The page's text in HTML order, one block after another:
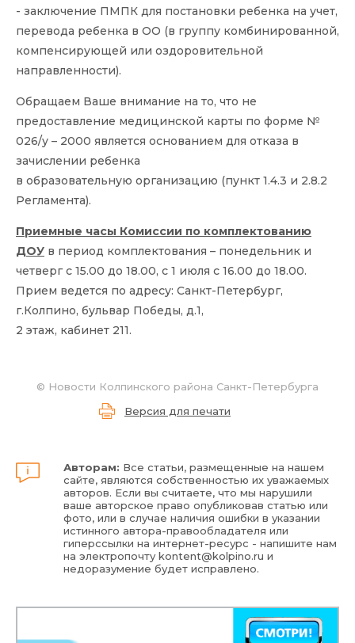
- заключение ПМПК для постановки ребенка на учет,
перевода ребенка в ОО (в группу комбинированной,
компенсирующей или оздоровительной
направленности).
Обращаем Ваше внимание на то, что не
предоставление медицинской карты по форме №
026/у – 2000 является основанием для отказа в
зачислении ребенка
в образовательную организацию (пункт 1.4.3 и 2.8.2
Регламента).
Приемные часы Комиссии по комплектованию
ДОУ в период комплектования – понедельник и
четверг с 15.00 до 18.00, с 1 июля с 16.00 до 18.00.
Прием ведется по адресу: Санкт-Петербург,
г.Колпино, бульвар Победы, д.1,
2 этаж, кабинет 211.
© Новости Колпинского района Санкт-Петербурга
Версия для печати
Авторам: Все статьи, размещенные на нашем
сайте, являются собственностью их уважаемых
авторов. Если вы считаете, что мы нарушили
ваше авторское право опубликовав статью или
фото, или в случае наличия ошибки в указании
истинного автора-правообладателя или
гиперссылки на интернет-ресурс - напишите нам
на электропочтуkontent@kolpino.ru и
недоразумение будет исправлено.